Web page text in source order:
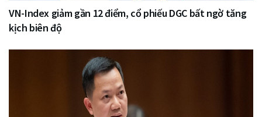
VN-Index giảm gần 12 điểm, cổ phiếu DGC bất ngờ tăng
kịch biên độ